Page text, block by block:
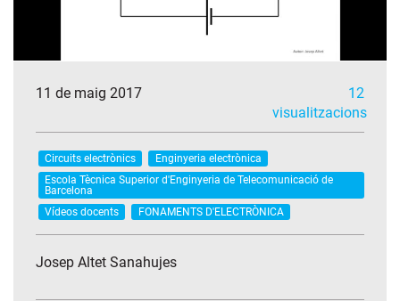
11 de maig 2017
12
visualitzacions
Circuits electrònics
Enginyeria electrònica
Escola Tècnica Superior d'Enginyeria de Telecomunicació de
Barcelona
Vídeos docents
FONAMENTS D'ELECTRÒNICA
Josep Altet Sanahujes